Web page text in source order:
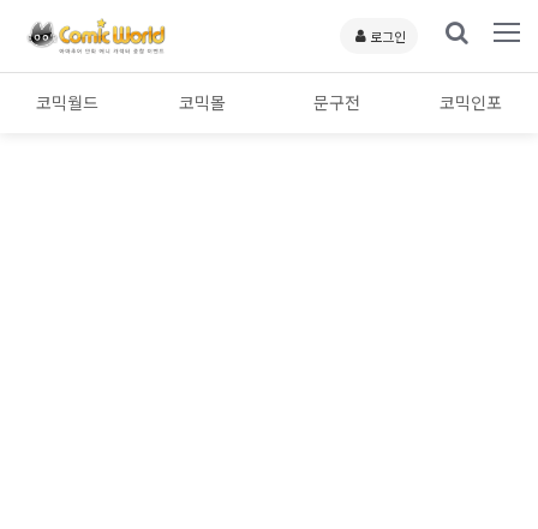
로그인
코믹월드 코믹몰 문구전 코믹인포